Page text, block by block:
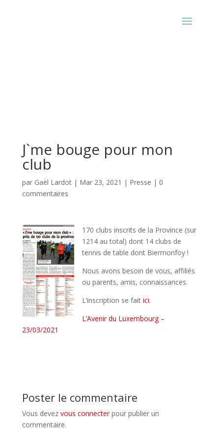
J`me bouge pour mon
club
par Gaël Lardot| Mar 23, 2021 | Presse | 0
commentaires
170 clubs inscrits de la Province (sur
1214 au total) dont 14 clubs de
tennis de table dont Biermonfoy !
Nous avons besoin de vous, affiliés
ou parents, amis, connaissances.
L’inscription se fait ici.
L’Avenir du Luxembourg –
23/03/2021
Poster le commentaire
Vous devez vous connecterpour publier un
commentaire.